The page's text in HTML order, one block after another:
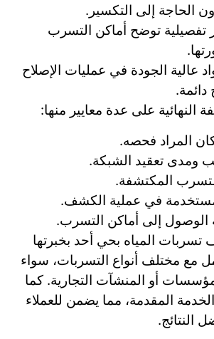
الحاجة إلى التكسير.
تفصيلية توضح أماكن التسرب
عالية الجودة في عمليات الإصلاح
دائمة.
النهائية على عدة معايير منها:
المراد فحصه.
ومدى تعقيد الشبكة.
المكتشفة.
في عملية الكشف.
إلى أماكن التسرب.
المياه بحي أحد بخبرتها
مع مختلف أنواع التسربات، سواء
أو المنشآت التجارية. كما
المقدمة، مما يضمن للعملاء
النتائج.